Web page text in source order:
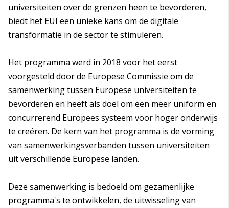
universiteiten over de grenzen heen te bevorderen,
biedt het EUI een unieke kans om de digitale
transformatie in de sector te stimuleren.
Het programma werd in 2018 voor het eerst
voorgesteld door de Europese Commissie om de
samenwerking tussen Europese universiteiten te
bevorderen en heeft als doel om een meer uniform en
concurrerend Europees systeem voor hoger onderwijs
te creëren. De kern van het programma is de vorming
van samenwerkingsverbanden tussen universiteiten
uit verschillende Europese landen.
Deze samenwerking is bedoeld om gezamenlijke
programma's te ontwikkelen, de uitwisseling van